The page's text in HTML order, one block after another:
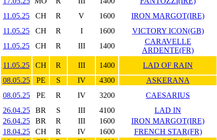
11.05.25
CH R V 1600
IRON MARGOT(IRE)
11.05.25
CH R I 1600
VICTORY ICON(GB)
11.05.25
CH R III 1400
CARAVELLE
ARDENTE(FR)
11.05.25
CH R III 1400
LAD OF RAIN
08.05.25
PE S IV 4300
ASKERANA
08.05.25
PE R IV 3200
CAESARIUS
26.04.25
BR S III 4100
LAD IN
26.04.25
BR R III 1600
IRON MARGOT(IRE)
18.04.25
CH R IV 1600
FRENCH STAR(FR)